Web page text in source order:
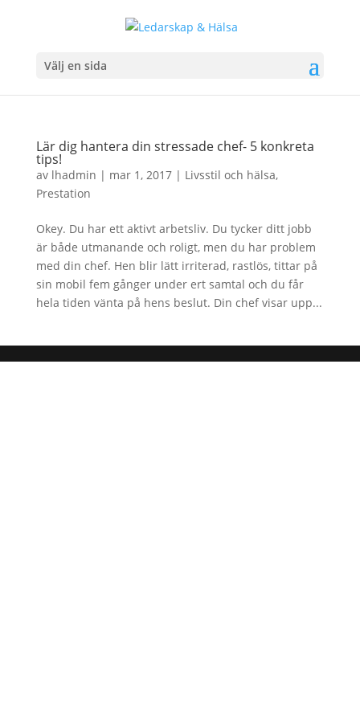
Välj en sida
Lär dig hantera din stressade chef- 5 konkreta
tips!
av lhadmin | mar 1, 2017| Livsstil och hälsa,
Prestation
Okey. Du har ett aktivt arbetsliv. Du tycker ditt jobb
är både utmanande och roligt, men du har problem
med din chef. Hen blir lätt irriterad, rastlös, tittar på
sin mobil fem gånger under ert samtal och du får
hela tiden vänta på hens beslut. Din chef visar upp...